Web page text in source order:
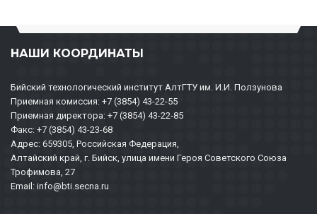
НАШИ КООРДИНАТЫ
Бийский технологический институт АлтГТУ им. И.И. Ползунова
Приемная комиссия: +7 (3854) 43-22-55
Приемная директора: +7 (3854) 43-22-85
Факс: +7 (3854) 43-23-68
Адрес: 659305, Российская Федерация,
Алтайский край, г. Бийск, улица имени Героя Советского Союза
Трофимова, 27
Email: info@bti.secna.ru